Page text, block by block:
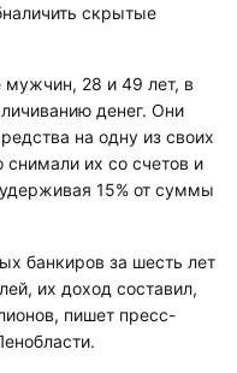
скрытые
28 и 49 лет, в
денег. Они
на одну из своих
их со счетов и
15% от суммы
банкиров за шесть лет
их доход составил,
пишет пресс-